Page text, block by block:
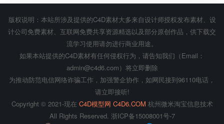
版权说明：本站所涉及提供的C4D素材大多来自设计师授权发布素材、设
计公司免费素材、互联网免费共享资源精选以及部分原创作品，供下载交
流学习使用请勿进行商业用途。
如果本站提供的C4D素材有任何侵权行为，请告知我们（Email：
admin@c4d6.com）将立即删除
为推动防范电信网络诈骗工作，加强警企协作，如网民接到96110电话，
请立即接听!
Copyright © 2021-现在 C4D模型网 C4D6.COM 杭州微米淘宝信息技术
All Rights Reserved. 浙ICP备15008001号-7